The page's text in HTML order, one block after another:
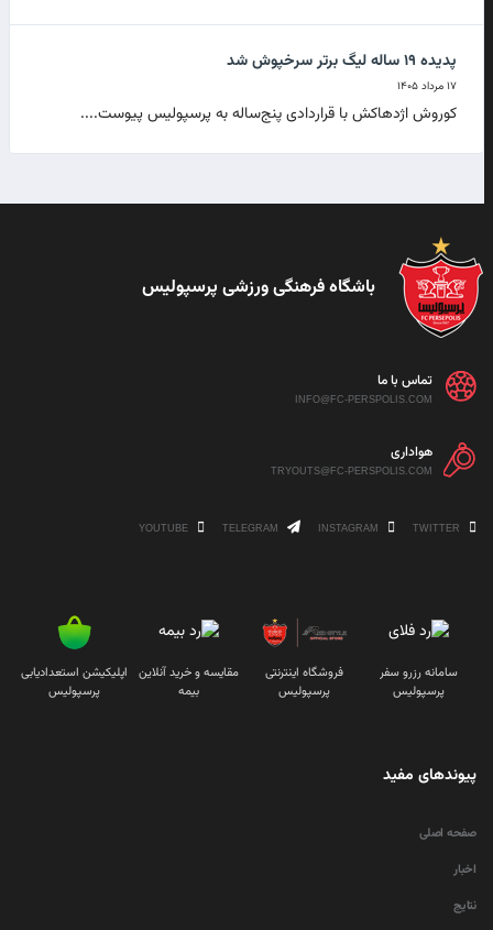
پدیده ۱۹ ساله لیگ برتر سرخپوش شد
۱۷ مرداد ۱۴۰۵
کوروش اژدهاکش با قراردادی پنج‌ساله به پرسپولیس پیوست....
باشگاه فرهنگی ورزشی پرسپولیس
تماس با ما
INFO@FC-PERSPOLIS.COM
هواداری
TRYOUTS@FC-PERSPOLIS.COM
سامانه رزرو سفر
پرسپولیس
فروشگاه اینترنتی
پرسپولیس
مقایسه و خرید آنلاین
بیمه
اپلیکیشن استعدادیابی
پرسپولیس
پیوندهای مفید
صفحه اصلی
اخبار
نتایج